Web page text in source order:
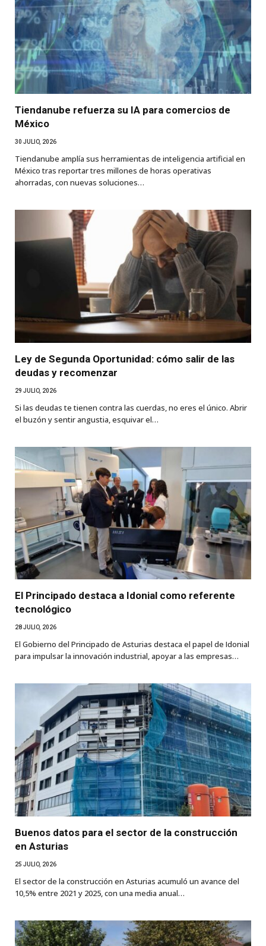
Tiendanube refuerza su IA para comercios de
México
30 JULIO, 2026
Tiendanube amplía sus herramientas de inteligencia artificial en
México tras reportar tres millones de horas operativas
ahorradas, con nuevas soluciones…
Ley de Segunda Oportunidad: cómo salir de las
deudas y recomenzar
29 JULIO, 2026
Si las deudas te tienen contra las cuerdas, no eres el único. Abrir
el buzón y sentir angustia, esquivar el…
El Principado destaca a Idonial como referente
tecnológico
28 JULIO, 2026
El Gobierno del Principado de Asturias destaca el papel de Idonial
para impulsar la innovación industrial, apoyar a las empresas…
Buenos datos para el sector de la construcción
en Asturias
25 JULIO, 2026
El sector de la construcción en Asturias acumuló un avance del
10,5% entre 2021 y 2025, con una media anual…